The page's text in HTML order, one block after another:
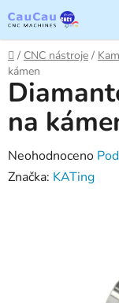
na
obsah
Domů
/ CNC nástroje /
kámen
na
Průměrné
hodnocení
Neohodnoceno
Značka: KATing